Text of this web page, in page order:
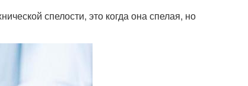
спелости, это когда она спелая, но